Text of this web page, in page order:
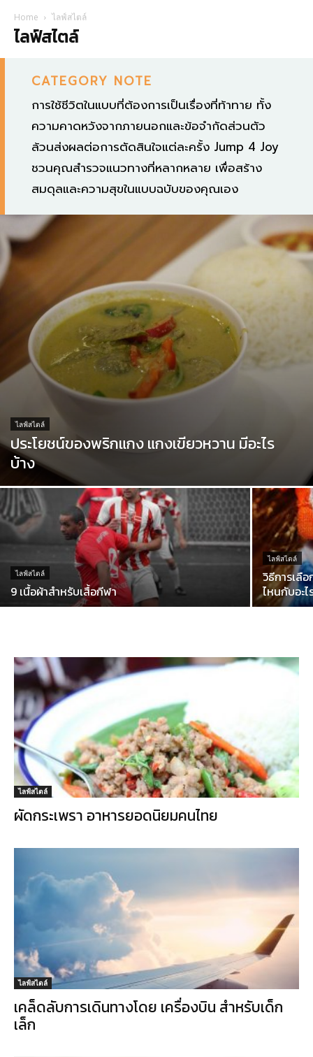
Home ไลฟ์สไตล์
ไลฟ์สไตล์
CATEGORY NOTE
การใช้ชีวิตในแบบที่ต้องการเป็นเรื่องที่ท้าทาย ทั้ง
ความคาดหวังจากภายนอกและข้อจำกัดส่วนตัว
ล้วนส่งผลต่อการตัดสินใจแต่ละครั้ง Jump 4 Joy
ชวนคุณสำรวจแนวทางที่หลากหลาย เพื่อสร้าง
สมดุลและความสุขในแบบฉบับของคุณเอง
ไลฟ์สไตล์
ประโยชน์ของพริกแกง แกงเขียวหวาน มีอะไร
บ้าง
ไลฟ์สไตล์
9 เนื้อผ้าสำหรับเสื้อกีฬา
ไลฟ์สไตล์
วิธีการเลื
ไหนกับอะ
ไลฟ์สไตล์
ผัดกระเพรา อาหารยอดนิยมคนไทย
ไลฟ์สไตล์
เคล็ดลับการเดินทางโดย เครื่องบิน สำหรับเด็ก
เล็ก